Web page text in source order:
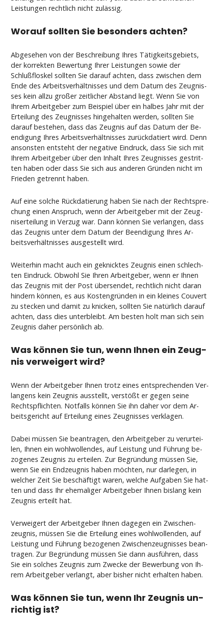
Leis­tun­gen recht­lich nicht zulässig.
Wor­auf soll­ten Sie be­son­ders ach­ten?
Ab­ge­se­hen von der Be­schrei­bung Ih­res Tätig­keits­ge­biets,
der kor­rek­ten Be­wer­tung Ih­rer Leis­tun­gen so­wie der
Schlußflos­kel soll­ten Sie dar­auf ach­ten, dass zwi­schen dem
En­de des Ar­beits­verhält­nis­ses und dem Da­tum des Zeug­nis­
ses kein all­zu großer zeit­li­cher Ab­stand liegt. Wenn Sie von
Ih­rem Ar­beit­ge­ber zum Bei­spiel über ein hal­bes Jahr mit der
Er­tei­lung des Zeug­nis­ses hin­ge­hal­ten wer­den, soll­ten Sie
dar­auf be­ste­hen, dass das Zeug­nis auf das Da­tum der Be­
en­di­gung Ih­res Ar­beits­verhält­nis­ses zurück­da­tiert wird. Denn
an­sons­ten ent­steht der ne­ga­ti­ve Ein­druck, dass Sie sich mit
Ih­rem Ar­beit­ge­ber über den In­halt Ih­res Zeug­nis­ses ge­strit­
ten ha­ben oder dass Sie sich aus an­de­ren Gründen nicht im
Frie­den ge­trennt ha­ben.
Auf ei­ne sol­che Rück­da­tie­rung ha­ben Sie nach der Recht­spre­
chung ei­nen An­spruch, wenn der Ar­beit­ge­ber mit der Zeug­
nis­er­tei­lung in Ver­zug war. Dann können Sie ver­lan­gen, dass
das Zeug­nis un­ter dem Da­tum der Be­en­di­gung Ih­res Ar­
beits­verhält­nis­ses aus­ge­stellt wird.
Wei­ter­hin macht auch ein ge­knick­tes Zeug­nis ei­nen schlech­
ten Ein­druck. Ob­wohl Sie Ih­ren Ar­beit­ge­ber, wenn er Ih­nen
das Zeug­nis mit der Post über­sen­det, recht­lich nicht dar­an
hin­dern können, es aus Kos­ten­gründen in ein klei­nes Cou­vert
zu ste­cken und da­mit zu kni­cken, soll­ten Sie natürlich dar­auf
ach­ten, dass dies un­ter­bleibt. Am bes­ten holt man sich sein
Zeug­nis da­her persönlich ab.
Was können Sie tun, wenn Ih­nen ein Zeug­
nis ver­wei­gert wird?
Wenn der Ar­beit­ge­ber Ih­nen trotz ei­nes ent­spre­chen­den Ver­
lan­gens kein Zeug­nis aus­stellt, verstößt er ge­gen sei­ne
Rechts­pflich­ten. Not­falls können Sie ihn da­her vor dem Ar­
beits­ge­richt auf Er­tei­lung ei­nes Zeug­nis­ses ver­kla­gen.
Da­bei müssen Sie be­an­tra­gen, den Ar­beit­ge­ber zu ver­ur­tei­
len, Ih­nen ein wohl­wol­len­des, auf Leis­tung und Führung be­
zo­ge­nes Zeug­nis zu er­tei­len. Zur Be­gründung müssen Sie,
wenn Sie ein End­zeug­nis ha­ben möch­ten, nur dar­le­gen, in
wel­cher Zeit Sie beschäftigt wa­ren, wel­che Auf­ga­ben Sie hat­
ten und dass Ihr ehe­ma­li­ger Ar­beit­ge­ber Ih­nen bis­lang kein
Zeug­nis er­teilt hat.
Ver­wei­gert der Ar­beit­ge­ber Ih­nen da­ge­gen ein Zwi­schen­
zeug­nis, müssen Sie die Er­tei­lung ei­nes wohl­wol­len­den, auf
Leis­tung und Führung be­zo­ge­nen Zwi­schen­zeug­nis­ses be­an­
tra­gen. Zur Be­gründung müssen Sie dann ausführen, dass
Sie ein sol­ches Zeug­nis zum Zwe­cke der Be­wer­bung von Ih­
rem Ar­beit­ge­ber ver­langt, aber bis­her nicht er­hal­ten ha­ben.
Was können Sie tun, wenn Ihr Zeug­nis un­
rich­tig ist?